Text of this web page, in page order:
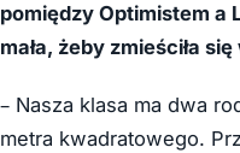
pomiędzy Optimistem a
mała, żeby zmieściła
– Nasza klasa ma dwa
metra kwadratowego.